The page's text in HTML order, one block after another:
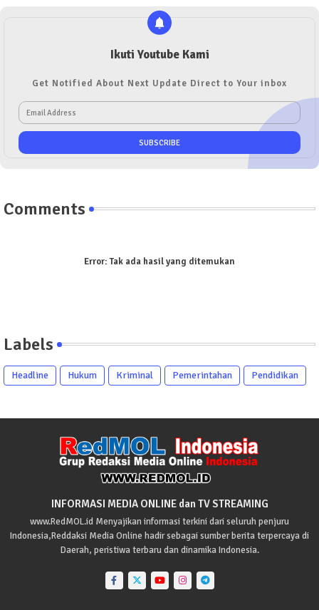
Ikuti Youtube Kami
Get Notified About Next Update Direct to Your inbox
Comments
Error:Tak ada hasil yang ditemukan
Labels
Headline Hukum Kriminal Pemerintahan Pendidikan
INFORMASI MEDIA ONLINE dan TV STREAMING
www.RedMOL.id Menyajikan informasi terkini dari seluruh penjuru
Indonesia,Reddaksi Media Online hadir sebagai sumber berita terpercaya di
Daerah, peristiwa terbaru dan dinamika Indonesia.